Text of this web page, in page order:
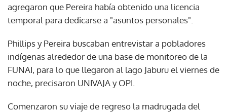
agregaron que Pereira había obtenido una licencia
temporal para dedicarse a "asuntos personales".
Phillips y Pereira buscaban entrevistar a pobladores
indígenas alrededor de una base de monitoreo de la
FUNAI, para lo que llegaron al lago Jaburu el viernes de
noche, precisaron UNIVAJA y OPI.
Comenzaron su viaje de regreso la madrugada del